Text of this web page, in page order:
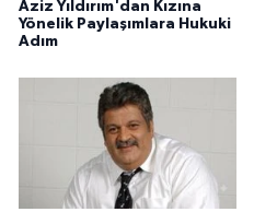
Aziz Yıldırım'dan Kızına
Yönelik Paylaşımlara Hukuki
Adım